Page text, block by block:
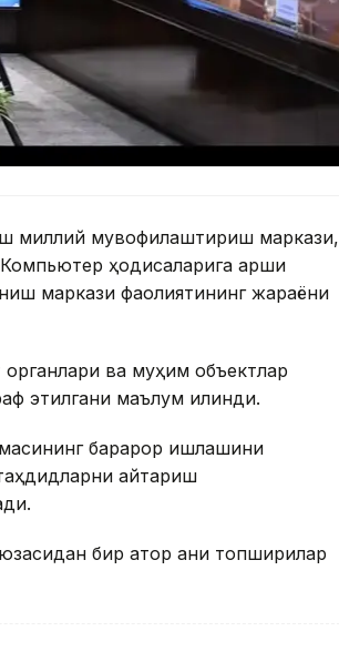
миллий мувофиқлаштириш маркази,
ҳодисаларига қарши
маркази фаолиятининг жараёни
ва муҳим объектлар
этилгани маълум қилинди.
барқарор ишлашини
қайтариш
бир қатор аниқ топшириқлар